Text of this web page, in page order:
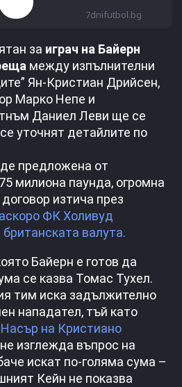
7dnifutbol.bg
за играч на Байерн
между изпълнителни
Ян-Кристиан Дрийсен,
Марко Непе и
Даниел Леви ще се
уточнят детайлите по
предложена от
милиона паунда, огромна
изтича през
ФК Холивуд
валута.
Байерн е готов да
се казва Томас Тухел.
тим иска задължително
нападател, тъй като
на Кристиано
изглежда въпрос на
искат по-голяма сума –
Кейн не показва